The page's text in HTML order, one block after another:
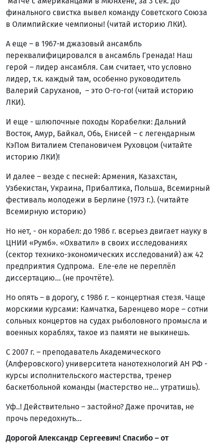
финального свистка вывел команду Советского Союза
в Олимпийские чемпионы! (читай историю ЛКИ).
А еще – в 1967-м джазовый ансамбль
переквалифицировался в ансамбль Гренада! Наш
герой – лидер ансамбля. Сам считает, что условно
лидер, т.к. каждый там, особенно руководитель
Валерий Саруханов, – это О-го-го! (читай историю
ЛКИ).
И еще - шлюпочные походы Корабелки: Дальний
Восток, Амур, Байкал, Обь, Енисей – с легендарным
КэПом Виталием Степановичем Руховцом (читайте
историю ЛКИ)!
И далее – везде с песней: Армения, Казахстан,
Узбекистан, Украина, Прибалтика, Польша, Всемирный
фестиваль молодежи в Берлине (1973 г.). (читайте
Всемирную историю)
Но нет, - он корабел: до 1986 г. всерьез двигает науку в
ЦНИИ «Румб». «Охватил» в своих исследованиях
(сектор технико-экономических исследований) аж 42
предприятия Судпрома. Еле-еле не переплёл
диссертацию… (не прочтёте).
Но опять – в дорогу, с 1986 г. – концертная стезя. Чаще
морскими курсами: Камчатка, Баренцево море – сотни
сольных концертов на судах рыболовного промысла и
военных кораблях, такое из памяти не выкинешь.
С 2007 г. – преподаватель Академического
(Алферовского) университета нанотехнологий АН РФ -
курсы исполнительского мастерства, тренер
баскетбольной команды (мастерство не… утратишь).
Уф..! Действительно – застойно? Даже прочитав, не
прочь передохнуть...
Дорогой Александр Сергеевич! Спасибо – от